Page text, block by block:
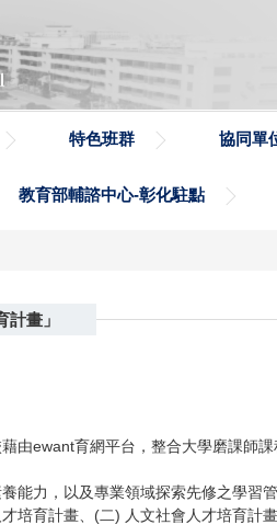
特色班群 協同單
教育部輔諮中心-彰化駐點
畫」
由ewant育網平台，整合大學磨課師
能力，以及專業領域探索先修之學習管
培育計畫、(二) 人文社會人才培育